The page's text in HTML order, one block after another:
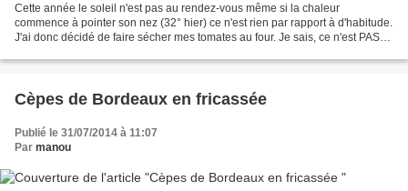
Cette année le soleil n'est pas au rendez-vous même si la chaleur
commence à pointer son nez (32° hier) ce n'est rien par rapport à d'habitude.
J'ai donc décidé de faire sécher mes tomates au four. Je sais, ce n'est PAS
Cèpes de Bordeaux en fricassée
Publié le 31/07/2014 à 11:07
Par manou